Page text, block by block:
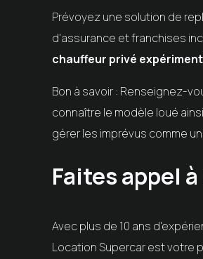
Prévoyez une solution de
d'assurance et franchises
chauffeur privé
Bon à savoir : Renseignez-
connaître le modèle loué
gérer les imprévus comme
Faites appel
Avec plus de 10 ans
Location Supercar est votre